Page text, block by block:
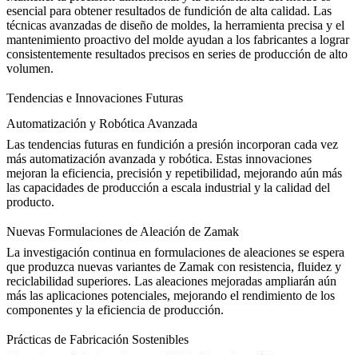
esencial para obtener resultados de fundición de alta calidad. Las
técnicas avanzadas de diseño de moldes, la herramienta precisa y el
mantenimiento proactivo del molde ayudan a los fabricantes a lograr
consistentemente resultados precisos en series de producción de alto
volumen.
Tendencias e Innovaciones Futuras
Automatización y Robótica Avanzada
Las tendencias futuras en fundición a presión incorporan cada vez
más automatización avanzada y robótica. Estas innovaciones
mejoran la eficiencia, precisión y repetibilidad, mejorando aún más
las capacidades de producción a escala industrial y la calidad del
producto.
Nuevas Formulaciones de Aleación de Zamak
La investigación continua en formulaciones de aleaciones se espera
que produzca nuevas variantes de Zamak con resistencia, fluidez y
reciclabilidad superiores. Las aleaciones mejoradas ampliarán aún
más las aplicaciones potenciales, mejorando el rendimiento de los
componentes y la eficiencia de producción.
Prácticas de Fabricación Sostenibles